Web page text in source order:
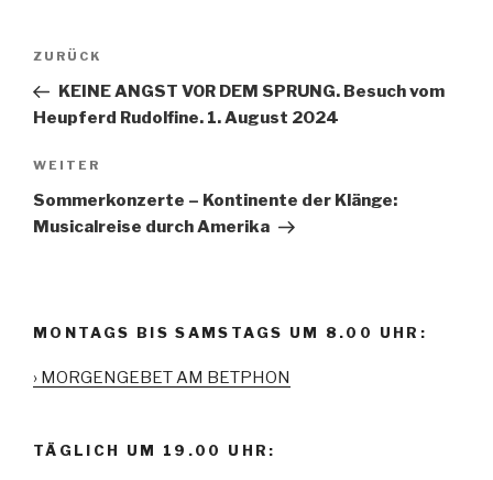
Beitrags-
Vorheriger
Beitrag
ZURÜCK
KEINE ANGST VOR DEM SPRUNG. Besuch vom
Heupferd Rudolfine. 1. August 2024
Nächster
Beitrag
WEITER
Sommerkonzerte – Kontinente der Klänge:
Musicalreise durch Amerika
MONTAGS BIS SAMSTAGS UM 8.00 UHR:
› MORGENGEBET AM BETPHON
TÄGLICH UM 19.00 UHR: